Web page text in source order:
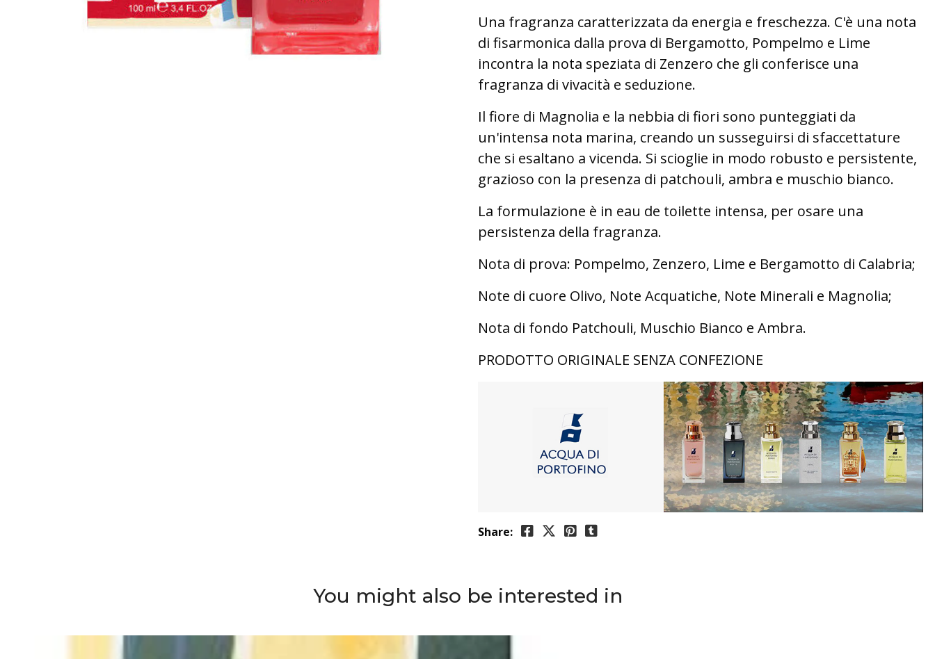
Una fragranza caratterizzata da energia e freschezza. C'è una nota
di fisarmonica dalla prova di Bergamotto, Pompelmo e Lime
incontra la nota speziata di Zenzero che gli conferisce una
fragranza di vivacità e seduzione.
Il fiore di Magnolia e la nebbia di fiori sono punteggiati da
un'intensa nota marina, creando un susseguirsi di sfaccettature
che si esaltano a vicenda. Si scioglie in modo robusto e persistente,
grazioso con la presenza di patchouli, ambra e muschio bianco.
La formulazione è in eau de toilette intensa, per osare una
persistenza della fragranza.
Nota di prova: Pompelmo, Zenzero, Lime e Bergamotto di Calabria;
Note di cuore Olivo, Note Acquatiche, Note Minerali e Magnolia;
Nota di fondo Patchouli, Muschio Bianco e Ambra.
PRODOTTO ORIGINALE SENZA CONFEZIONE
Share:
You might also be interested in